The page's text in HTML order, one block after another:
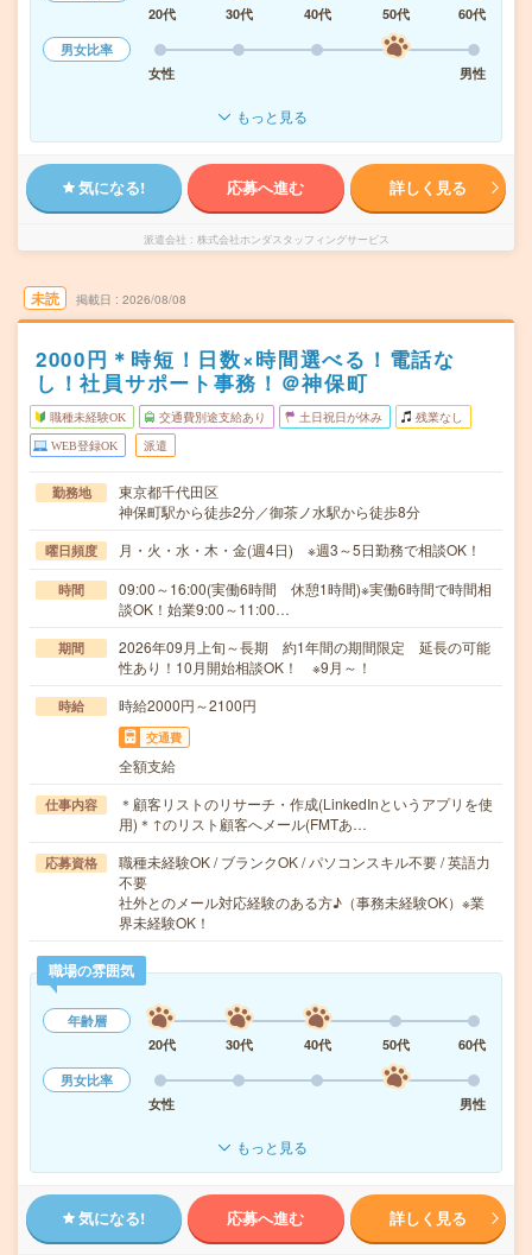
20代
30代 40代 50代
60代
男女比率
女性
男性
もっと見る
気になる! 応募へ進む 詳しく見る
派遣会社 株式会社ホンダスタッフィングサービス
未読 掲載日 2026/08/08
2000円＊時短！日数×時間選べる！電話な
し！社員サポート事務！＠神保町
職種未経験OK 交通費別途支給あり 土日祝日が休み 残業なし
WEB登録OK 派遣
勤務地
東京都千代田区
神保町駅から徒歩2分／御茶ノ水駅から徒歩8分
曜日頻度 月・火・水・木・金(週4日) ※週3～5日勤務で相談OK！
時間
09:00～16:00(実働6時間 休憩1時間)※実働6時間で時間相
談OK！始業9:00～11:00…
期間
2026年09月上旬～長期 約1年間の期間限定 延長の可能
性あり！10月開始相談OK！ ※9月～！
時給 時給2000円～2100円
交通費
全額支給
仕事内容
＊顧客リストのリサーチ・作成(LinkedInというアプリを使
用)＊↑のリスト顧客へメール(FMTあ…
応募資格
職種未経験OK / ブランクOK / パソコンスキル不要 / 英語力
不要
社外とのメール対応経験のある方♪（事務未経験OK）※業
界未経験OK！
職場の雰囲気
年齢層
20代
30代 40代 50代
60代
男女比率
女性
男性
もっと見る
気になる! 応募へ進む 詳しく見る